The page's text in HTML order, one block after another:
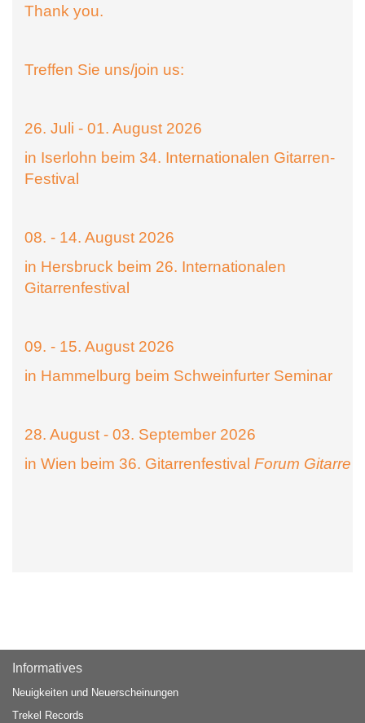
Thank you.
Treffen Sie uns/join us:
26. Juli - 01. August 2026
in Iserlohn beim 34. Internationalen Gitarren-
Festival
08. - 14. August 2026
in Hersbruck beim 26. Internationalen
Gitarrenfestival
09. - 15. August 2026
in Hammelburg beim Schweinfurter Seminar
28. August - 03. September 2026
in Wien beim 36. Gitarrenfestival Forum Gitarre
Informatives
Neuigkeiten und Neuerscheinungen
Trekel Records